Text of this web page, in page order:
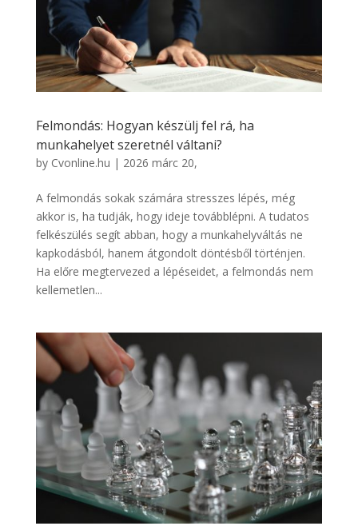
Felmondás: Hogyan készülj fel rá, ha
munkahelyet szeretnél váltani?
by Cvonline.hu | 2026 márc 20,
A felmondás sokak számára stresszes lépés, még
akkor is, ha tudják, hogy ideje továbblépni. A tudatos
felkészülés segít abban, hogy a munkahelyváltás ne
kapkodásból, hanem átgondolt döntésből történjen.
Ha előre megtervezed a lépéseidet, a felmondás nem
kellemetlen...